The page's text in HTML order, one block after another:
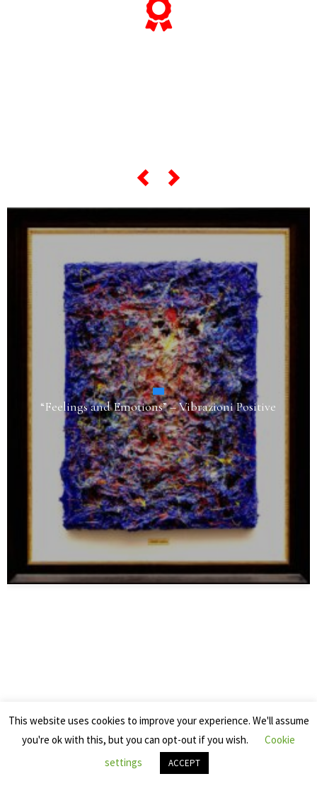
“Feelings and Emotions” – Vibrazioni Positive
oppure
torna al menù principale
This website uses cookies to improve your experience. We'll assume
you're ok with this, but you can opt-out if you wish.
Cookie
settings
ACCEPT